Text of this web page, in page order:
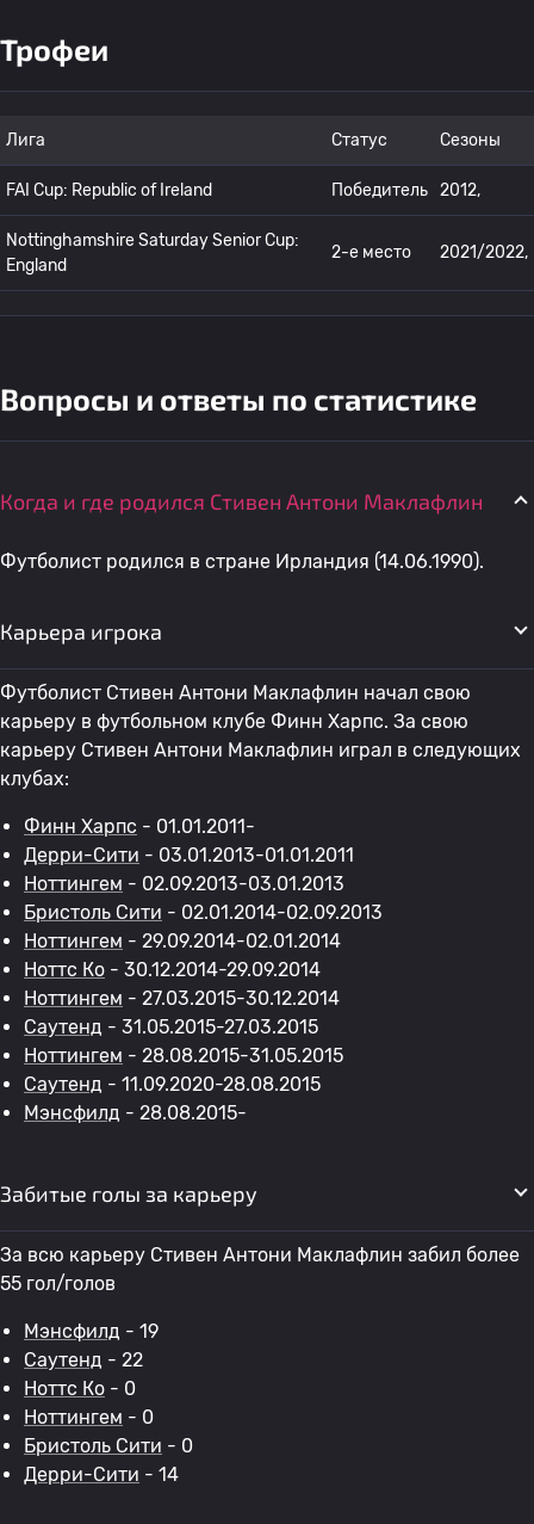
Трофеи
Лига Статус Сезоны
FAI Cup: Republic of Ireland Победитель 2012,
Nottinghamshire Saturday Senior Cup:
England
2-е место 2021/2022,
Вопросы и ответы по статистике
Когда и где родился Стивен Антони Маклафлин
Футболист родился в стране Ирландия (14.06.1990).
Карьера игрока
Футболист Стивен Антони Маклафлин начал свою
карьеру в футбольном клубе Финн Харпс. За свою
карьеру Стивен Антони Маклафлин играл в следующих
клубах:
Финн Харпс - 01.01.2011-
Дерри-Сити - 03.01.2013-01.01.2011
Ноттингем - 02.09.2013-03.01.2013
Бристоль Сити - 02.01.2014-02.09.2013
Ноттингем - 29.09.2014-02.01.2014
Ноттс Ко - 30.12.2014-29.09.2014
Ноттингем - 27.03.2015-30.12.2014
Саутенд - 31.05.2015-27.03.2015
Ноттингем - 28.08.2015-31.05.2015
Саутенд - 11.09.2020-28.08.2015
Мэнсфилд - 28.08.2015-
Забитые голы за карьеру
За всю карьеру Стивен Антони Маклафлин забил более
55 гол/голов
Мэнсфилд - 19
Саутенд - 22
Ноттс Ко - 0
Ноттингем - 0
Бристоль Сити - 0
Дерри-Сити - 14